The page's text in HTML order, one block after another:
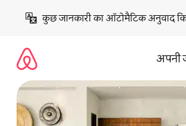
छोड़कर
कॉन्टेंट
कुछ जानकारी का ऑटोमैटिक अनुवाद
अपनी